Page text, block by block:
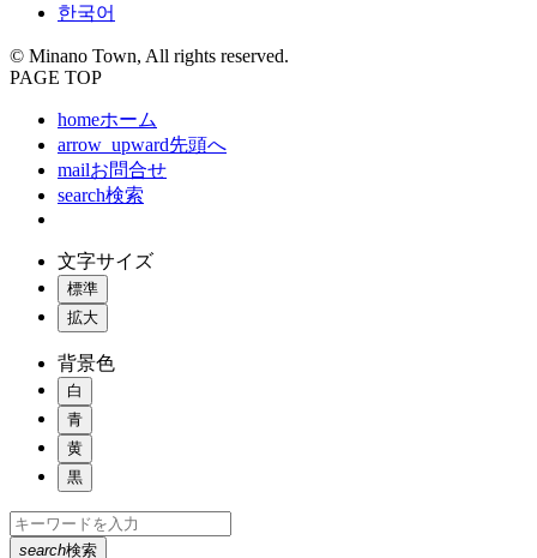
한국어
© Minano Town, All rights reserved.
PAGE TOP
homeホーム
arrow_upward先頭へ
mailお問合せ
search検索
文字サイズ
標準
拡大
背景色
白
青
黄
黒
search検索